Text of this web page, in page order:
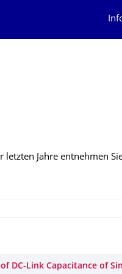
Jahre entnehmen
DC-Link Capacitance of